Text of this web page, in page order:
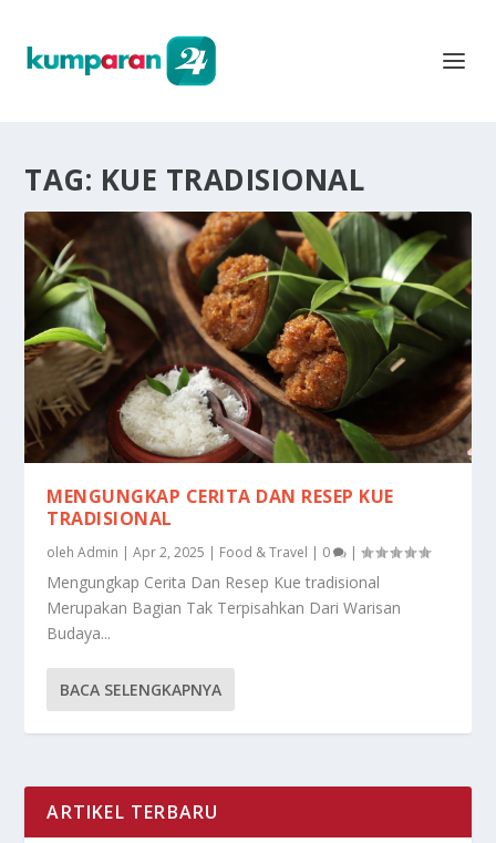
TAG: KUE TRADISIONAL
MENGUNGKAP CERITA DAN RESEP KUE
TRADISIONAL
olehAdmin |Apr 2, 2025 | Food & Travel | 0 |
Mengungkap Cerita Dan Resep Kue tradisional
Merupakan Bagian Tak Terpisahkan Dari Warisan
Budaya...
BACA SELENGKAPNYA
ARTIKEL TERBARU